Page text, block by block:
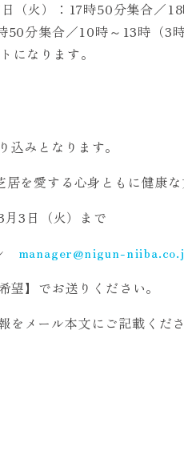
）：17時50分集合／18
集合／10時～13時（3時
なります。
となります。
を愛する心身ともに健康な
3日（火）まで
manager@nigun-
望】でお送りください。
をメール本文にご記載くださ